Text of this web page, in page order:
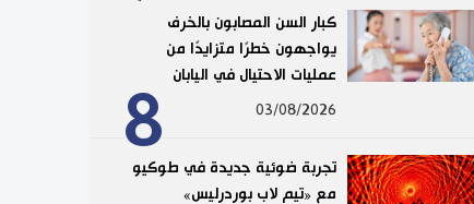
8
كبار السن المصابون بالخرف
يواجهون خطرًا متزايدًا من
عمليات الاحتيال في اليابان
03/08/2026
تجربة ضوئية جديدة في طوكيو
مع «تيم لاب بوردرليس»